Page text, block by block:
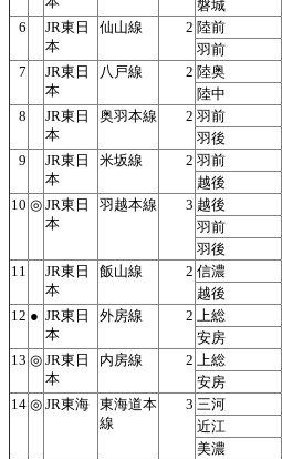
磐城
6
JR東日
本
仙山線 2 陸前
羽前
7
JR東日
本
八戸線 2 陸奥
陸中
8
JR東日
本
奥羽本線 2 羽前
羽後
9
JR東日
本
米坂線 2 羽前
越後
10 ◎ JR東日
本
羽越本線 3 越後
羽前
羽後
11
JR東日
本
飯山線 2 信濃
越後
12 ● JR東日
本
外房線 2 上総
安房
13 ◎ JR東日
本
内房線 2 上総
安房
14 ◎ JR東海 東海道本
線
3 三河
近江
美濃